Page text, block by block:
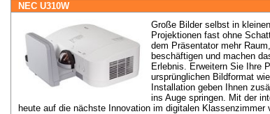
NEC U310W
Große Bilder selbst in
Projektionen fast ohne
dem Präsentator mehr
beschäftigen und machen
Erlebnis. Erweitern Sie Ihre
ursprünglichen Bildformat
Installation geben Ihnen
ins Auge springen. Mit der
heute auf die nächste Innovation im digitalen Klassenzimmer